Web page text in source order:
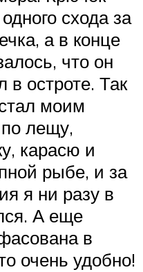
схода за
а в конце
что он
в остроте. Так
моим
лещу,
карасю и
рыбе, и за
я ни разу в
А еще
в
очень удобно!